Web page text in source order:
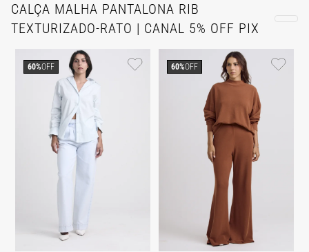
CALÇA MALHA PANTALONA RIB
TEXTURIZADO-RATO | CANAL 5% OFF PIX
60%OFF 60%OFF